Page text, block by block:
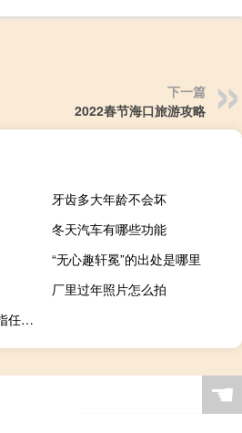
下一篇
2022春节海口旅游攻略
牙齿多大年龄不会坏
冬天汽车有哪些功能
“无心趣轩冕”的出处是哪里
厂里过年照片怎么拍
最终幻想战略版gba金手指任务道具
☚